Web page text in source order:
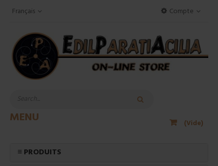
Compte
Français
(Vide)
MENU
≡ PRODUITS